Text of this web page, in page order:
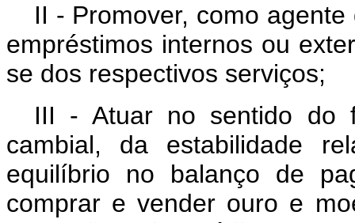
II - Promover, como
empréstimos internos ou
se dos respectivos serviços;
III - Atuar no sentido do
cambial, da estabilidade
equilíbrio no balanço de
comprar e vender ouro e